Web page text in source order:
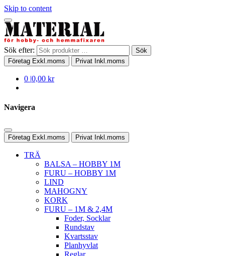
Skip to content
Sök efter:
Sök
Företag Exkl.moms Privat Inkl.moms
0 |0,00 kr
Navigera
Företag Exkl.moms Privat Inkl.moms
TRÄ
BALSA – HOBBY 1M
FURU – HOBBY 1M
LIND
MAHOGNY
KORK
FURU – 1M & 2,4M
Foder, Socklar
Rundstav
Kvartsstav
Planhyvlat
Reglar